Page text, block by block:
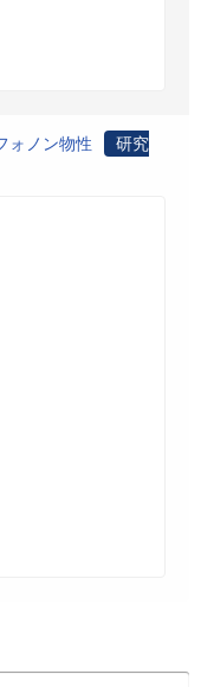
ォノン物性
研究